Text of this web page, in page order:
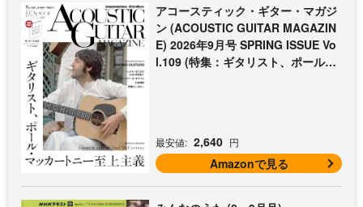
アコースティック・ギター・マガジ
ン (ACOUSTIC GUITAR MAGAZIN
E) 2026年9月号 SPRING ISSUE Vo
l.109 (特集：ギタリスト、ポール・
最安値: 2,640 円
Amazonで見る